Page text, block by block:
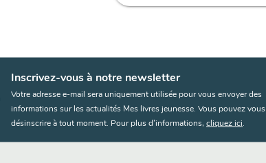
Inscrivez-vous à notre newsletter
Votre adresse e-mail sera uniquement utilisée pour vous envoyer des
informations sur les actualités Mes livres jeunesse. Vous pouvez vous
désinscrire à tout moment. Pour plus d’informations, cliquez ici